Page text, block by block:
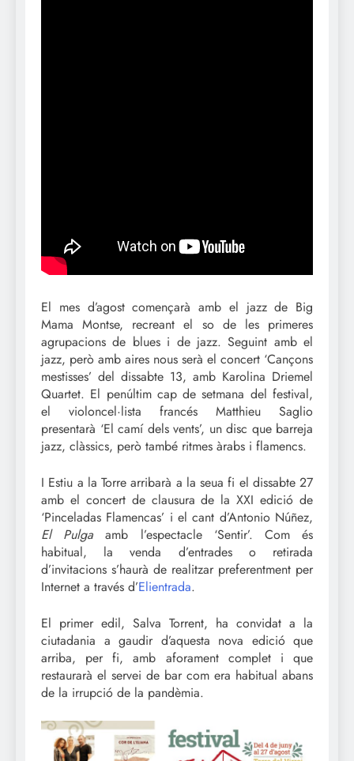
El mes d’agost començarà amb el jazz de Big
Mama Montse, recreant el so de les primeres
agrupacions de blues i de jazz. Seguint amb el
jazz, però amb aires nous serà el concert ‘Cançons
mestisses’ del dissabte 13, amb Karolina Driemel
Quartet. El penúltim cap de setmana del festival,
el violoncel·lista francés Matthieu Saglio
presentarà ‘El camí dels vents’, un disc que barreja
jazz, clàssics, però també ritmes àrabs i flamencs.
I Estiu a la Torre arribarà a la seua fi el dissabte 27
amb el concert de clausura de la XXI edició de
‘Pinceladas Flamencas’ i el cant d’Antonio Núñez,
El Pulga amb l’espectacle ‘Sentir’. Com és
habitual, la venda d’entrades o retirada
d’invitacions s’haurà de realitzar preferentment per
Internet a través d’Elientrada.
El primer edil, Salva Torrent, ha convidat a la
ciutadania a gaudir d’aquesta nova edició que
arriba, per fi, amb aforament complet i que
restaurarà el servei de bar com era habitual abans
de la irrupció de la pandèmia.